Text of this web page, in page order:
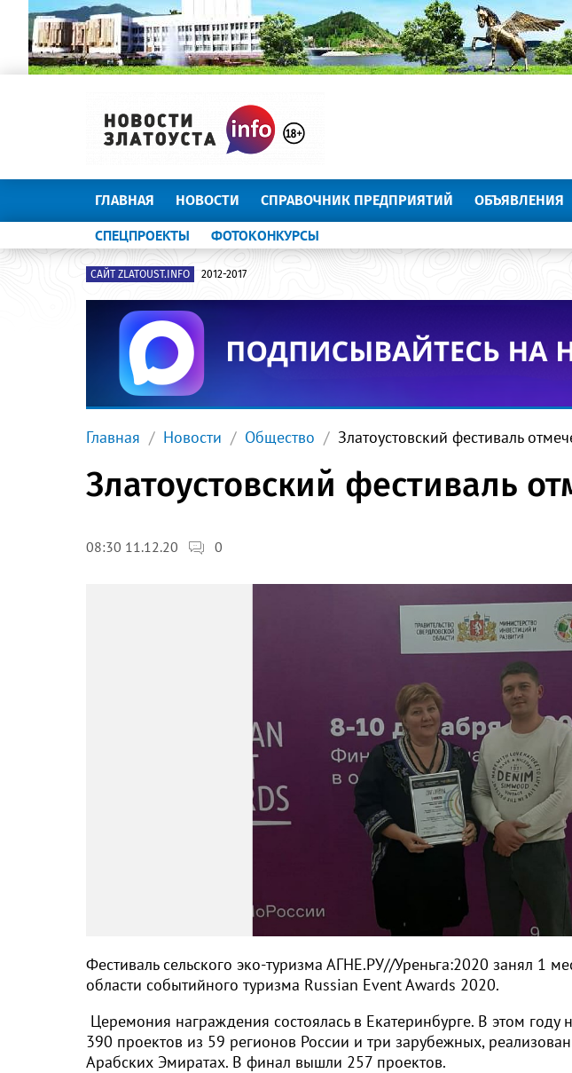
ГЛАВНАЯ НОВОСТИ СПРАВОЧНИК ПРЕДПРИЯТИЙ ОБЪЯВЛЕНИЯ
СПЕЦПРОЕКТЫ ФОТОКОНКУРСЫ
САЙТ ZLATOUST.INFO 2012-2017
Главная Новости Общество Златоустовский фестиваль
Златоустовский фестиваль
08:30 11.12.20 0
Фестиваль сельского эко-туризма АГНЕ.РУ//Уреньга:2020 занял 1
области событийного туризма Russian Event Awards 2020.
Церемония награждения состоялась в Екатеринбурге. В этом
390 проектов из 59 регионов России и три зарубежных,
Арабских Эмиратах. В финал вышли 257 проектов.